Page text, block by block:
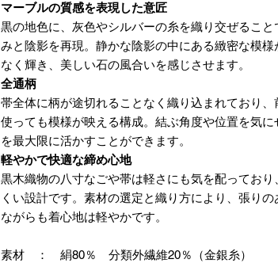
マーブルの質感を表現した意匠
黒の地色に、灰色やシルバーの糸を織り交ぜるこ
みと陰影を再現。静かな陰影の中にある緻密な模
なく輝き、美しい石の風合いを感じさせます。
全通柄
帯全体に柄が途切れることなく織り込まれており
使っても模様が映える構成。結ぶ角度や位置を気
を最大限に活かすことができます。
軽やかで快適な締め心地
黒木織物の八寸なごや帯は軽さにも気を配ってお
くい設計です。素材の選定と織り方により、張り
ながらも着心地は軽やかです。
素材 ： 絹80％ 分類外繊維20％（金銀糸）